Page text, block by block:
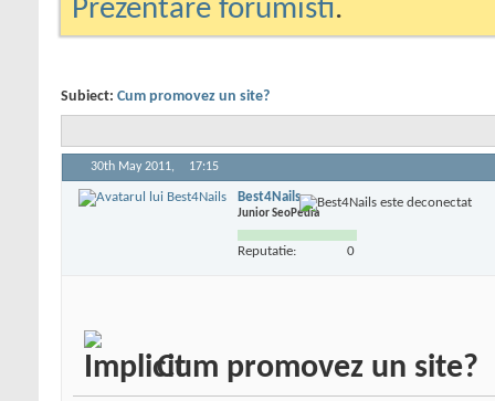
Prezentare forumisti.
Subiect: Cum promovez un site?
30th May 2011, 17:15
Best4Nails
Junior SeoPedia
Reputatie: 0
Cum promovez un site?